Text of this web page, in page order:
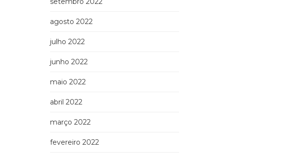
agosto 2022
julho 2022
junho 2022
maio 2022
abril 2022
março 2022
fevereiro 2022